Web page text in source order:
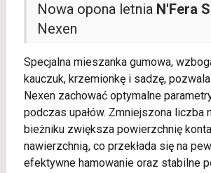
Nowa opona letnia N'Fera
Nexen
Specjalna mieszanka gumowa,
kauczuk, krzemionkę i sadzę,
Nexen zachować optymalne
podczas upałów. Zmniejszona liczba
bieżniku zwiększa powierzchnię
nawierzchnią, co przekłada się na
efektywne hamowanie oraz stabilne